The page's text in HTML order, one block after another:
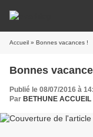
Accueil » Bonnes vacances !
Bonnes
Publié le 08/07/2016 à
Par BETHUNE ACCUEIL